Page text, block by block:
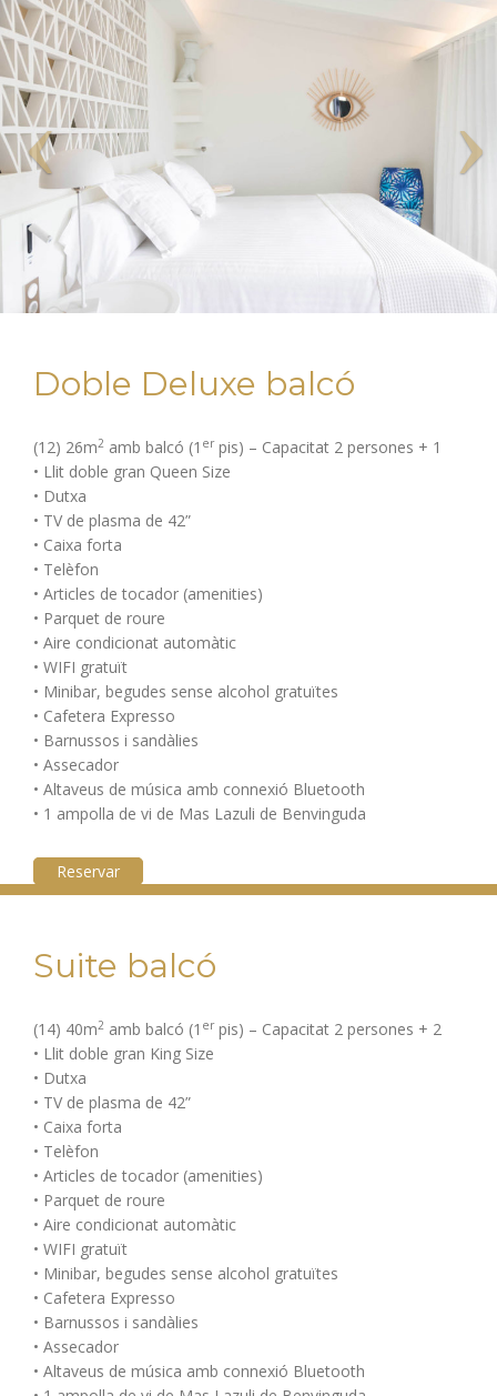
Doble Deluxe balcó
(12) 26m2 amb balcó (1 erpis) – Capacitat 2 persones + 1
• Llit doble gran Queen Size
• Dutxa
• TV de plasma de 42”
• Caixa forta
• Telèfon
• Articles de tocador (amenities)
• Parquet de roure
• Aire condicionat automàtic
• WIFI gratuït
• Minibar, begudes sense alcohol gratuïtes
• Cafetera Expresso
• Barnussos i sandàlies
• Assecador
• Altaveus de música amb connexió Bluetooth
• 1 ampolla de vi de Mas Lazuli de Benvinguda
Reservar
Suite balcó
(14) 40m2 amb balcó (1 erpis) – Capacitat 2 persones + 2
• Llit doble gran King Size
• Dutxa
• TV de plasma de 42”
• Caixa forta
• Telèfon
• Articles de tocador (amenities)
• Parquet de roure
• Aire condicionat automàtic
• WIFI gratuït
• Minibar, begudes sense alcohol gratuïtes
• Cafetera Expresso
• Barnussos i sandàlies
• Assecador
• Altaveus de música amb connexió Bluetooth